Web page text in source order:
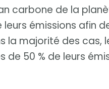
carbone de la
émissions afin
la majorité des cas,
50 % de leurs